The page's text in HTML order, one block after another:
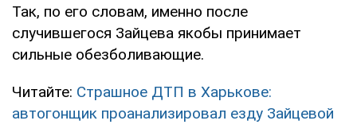
Так, по его словам, именно после
случившегося Зайцева якобы принимает
сильные обезболивающие.
Читайте: Страшное ДТП в Харькове:
автогонщик проанализировал езду Зайцевой